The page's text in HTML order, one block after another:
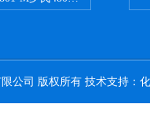
公司 版权所有 技术支持：